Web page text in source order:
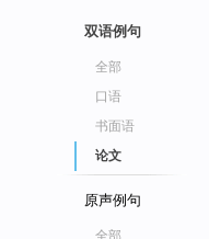
双语例句
全部
口语
书面语
论文
原声例句
全部